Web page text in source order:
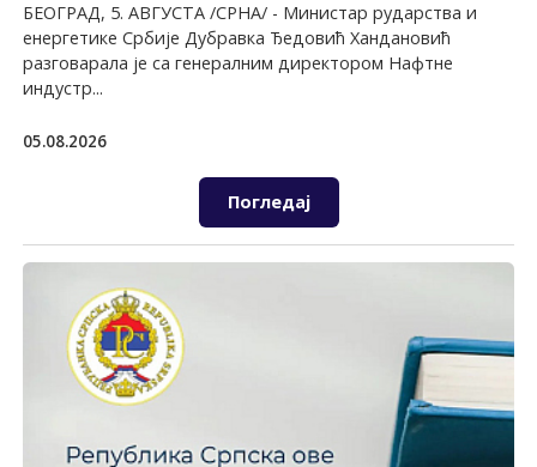
БЕОГРАД, 5. АВГУСТА /СРНА/ - Министар рударства и
енергетике Србије Дубравка Ђедовић Хандановић
разговарала је са генералним директором Нафтне
индустр...
05.08.2026
Погледај